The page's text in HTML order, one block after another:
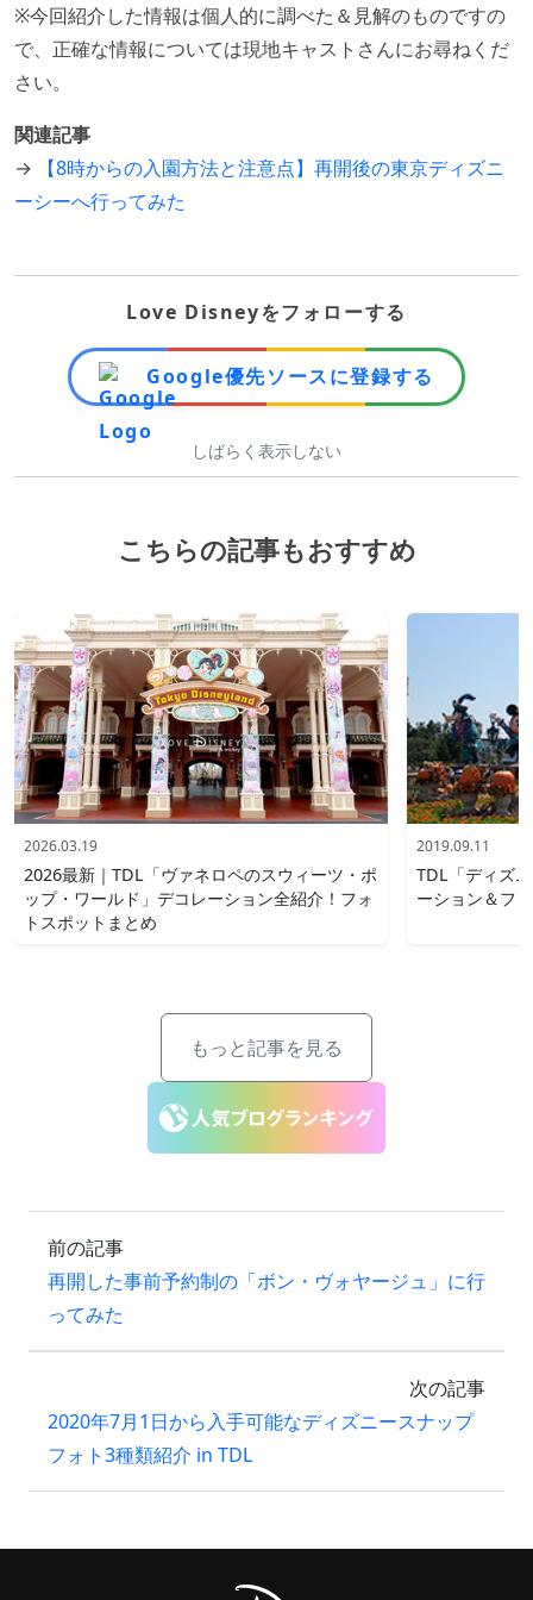
※今回紹介した情報は個人的に調べた＆見解のものですの
で、正確な情報については現地キャストさんにお尋ねくだ
さい。
関連記事
→
【8時からの入園方法と注意点】再開後の東京ディズニ
ーシーへ行ってみた
Love Disneyをフォローする
Google優先ソースに登録する
しばらく表示しない
こちらの記事もおすすめ
2026.03.19
2026最新｜TDL「ヴァネロペのスウィーツ・ポ
ップ・ワールド」デコレーション全紹介！フォ
トスポットまとめ
2019.09.11
TDL「ディズ
ーション＆フ
もっと記事を見る
前の記事
再開した事前予約制の「ボン・ヴォヤージュ」に行
ってみた
次の記事
2020年7月1日から入手可能なディズニースナップ
フォト3種類紹介 in TDL